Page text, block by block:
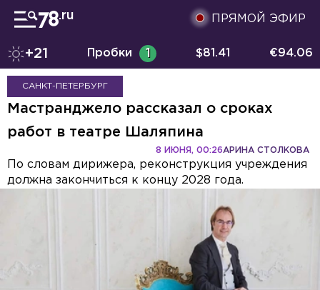
ПРЯМОЙ ЭФИР
+21 Пробки 1 $81.41 €94.06
САНКТ-ПЕТЕРБУРГ
Мастранджело рассказал о сроках
работ в театре Шаляпина
АРИНА СТОЛКОВА
8 ИЮНЯ, 00:26
По словам дирижера, реконструкция учреждения
должна закончиться к концу 2028 года.